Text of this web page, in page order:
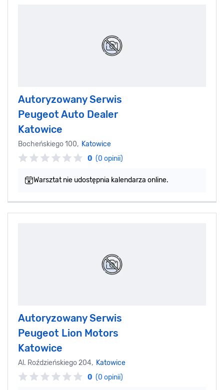
Autoryzowany Serwis
Peugeot Auto Dealer
Katowice
Bocheńskiego 100, Katowice
0 (0 opinii)
Warsztat nie udostępnia kalendarza online.
Autoryzowany Serwis
Peugeot Lion Motors
Katowice
Al. Roździeńskiego 204, Katowice
0 (0 opinii)